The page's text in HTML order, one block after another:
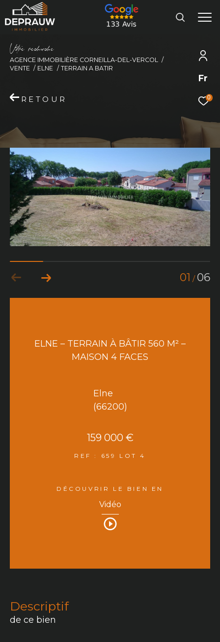
Fr
0
Vore recece
AGENCE IMMOBILIÈRE CORNEILLA-DEL-VERCOL
VENTE
ELNE TERRAIN A BATIR
RETOUR
01 / 06
ELNE – TERRAIN À BÂTIR 560 M² –
MAISON 4 FACES
Elne
(66200)
159 000 €
REF : 659 LOT 4
DÉCOUVRIR LE BIEN EN
Vidéo
descriptif
de ce bien